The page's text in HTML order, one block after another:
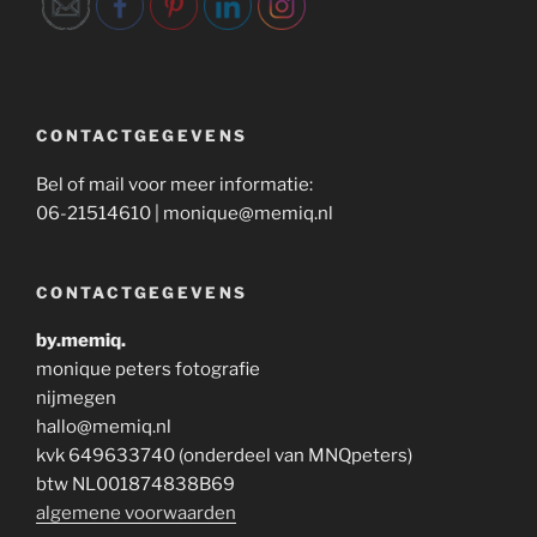
CONTACTGEGEVENS
Bel of mail voor meer informatie:
06-21514610 | monique@memiq.nl
CONTACTGEGEVENS
by.memiq.
monique peters fotografie
nijmegen
hallo@memiq.nl
kvk 649633740 (onderdeel van MNQpeters)
btw NL001874838B69
algemene voorwaarden